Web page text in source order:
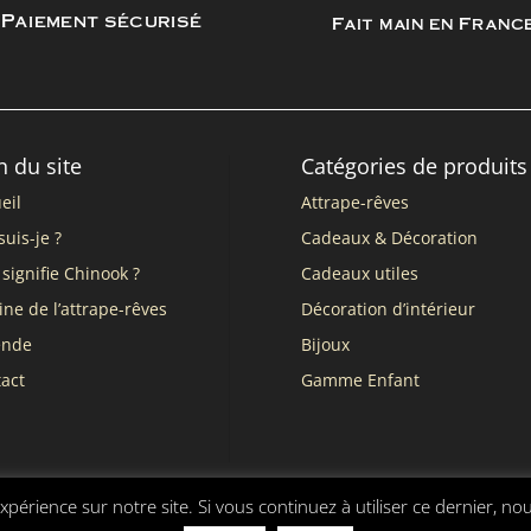
Paiement sécurisé Fait main en
du site
je ?
Chinook ?
de l’attrape-rêves
Catégories de produits
Attrape-rêves
Cadeaux & Décoration
Cadeaux utiles
Décoration d’intérieur
Bijoux
Gamme Enfant
de vente
sur notre site. Si vous continuez à utiliser ce dernier,